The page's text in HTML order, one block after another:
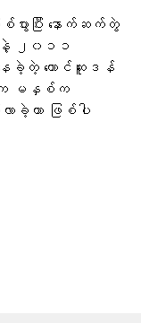
းပြီး နောက်ဆက်တွဲ
ာနဲ့ ၂၀၁၁
ေခဲ့တဲ့ တောင်ဆူဒန်
က မနှစ်က
ခဲ့တာ ဖြစ်ပါ